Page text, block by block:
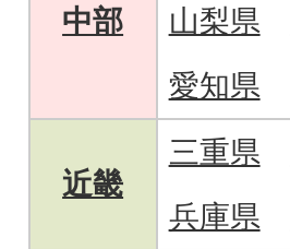
中部
山梨県
愛知県
近畿
三重県
兵庫県